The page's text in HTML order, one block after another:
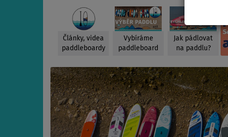
Články, videa
paddleboardy
Vybíráme
paddleboard
Jak pádlovat
na paddlu?